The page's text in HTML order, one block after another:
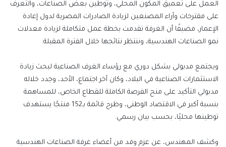
العمل على تعميق المكون المحلي، وتوطين بعض الصناعات، والتعرف
على مقترحات وآراء المصنعين لزيادة الصادرات المصرية لدول إعادة
الإعمار، مضيفًا أن الغرفة تقدمت بخطة عمل متكاملة لزيادة معدلات
نمو الصناعات الهندسية، وننتظر نتائجها خلال الفترة المقبلة.
ويجتمع مدبولي بشكل دوري مع رؤساء الغرف الصناعية لبحث زيادة
الاستثمارات الصناعية في البلاد، وكان آخر اجتماع، الأحد، وجدد خلاله
مدبولي التأكيد على منح الفرصة الكاملة للقطاع الخاص، للمساهمة
بنسبة أكبر في الاقتصاد الوطني، وطرح قائمة بـ152 منتجًا يستهدف
توطينها محليًا، بحسب بيان رسمي.
وكشف المهندس، عن عزم وفد من أعضاء غرفة الصناعات الهندسية